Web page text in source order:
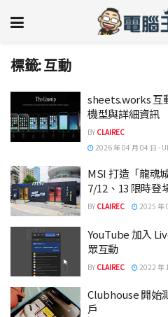
標籤:互動
sheets.works 互
機型與詳細資訊
BY CLAIREC
2026 年 04 月 04 日 -
MSI 打造「龍魂
7/12、13 限時登
BY CLAIREC 2025 年
YouTube 加入
眾互動
BY CLAIREC 2022 年
Clubhouse 開始
戶